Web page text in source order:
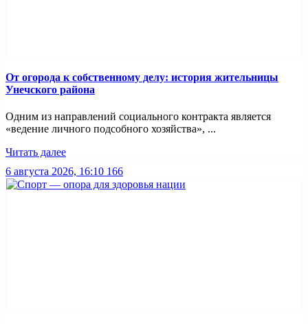
От огорода к собственному делу: история жительницы
Унечского района
Одним из направлений социального контракта является
«ведение личного подсобного хозяйства», ...
Читать далее
6 августа 2026, 16:10 166